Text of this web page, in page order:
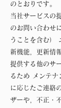
のとおりです。
当社サービスの
のお問い合わせ
うことを含む）
新機能，更新情
提供する他のサ
るため メンテナ
に応じたご連絡
ザーや，不正・